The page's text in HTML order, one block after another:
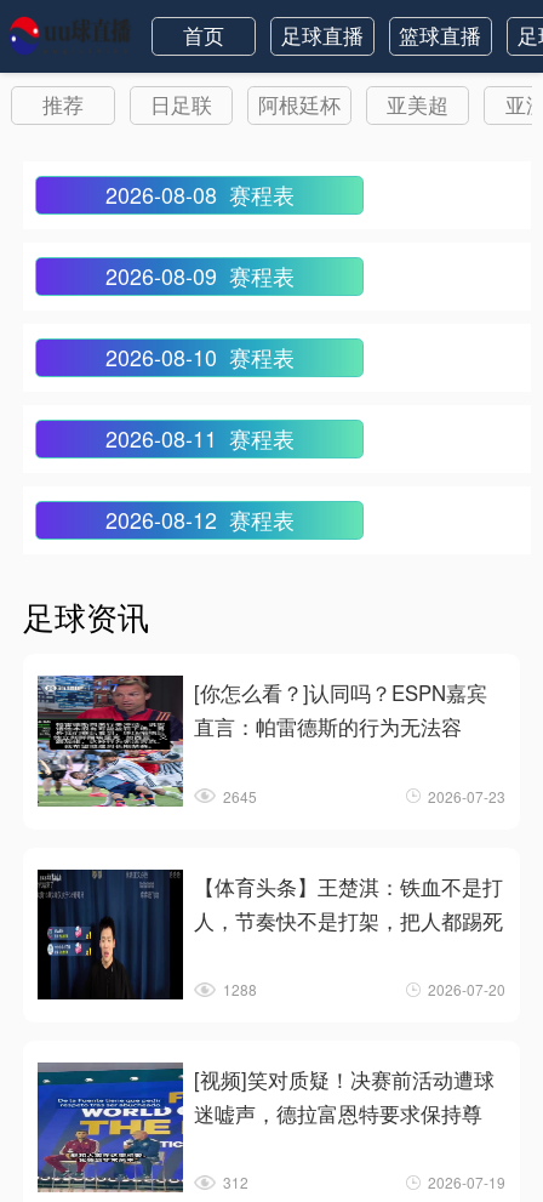
首页 足球直播 篮球直播
推荐 日足联 阿根廷杯 亚美超 亚
2026-08-08 赛程表
2026-08-09 赛程表
2026-08-10 赛程表
2026-08-11 赛程表
2026-08-12 赛程表
足球资讯
[你怎么看？]认同吗？ESPN嘉宾
直言：帕雷德斯的行为无法容
2645 2026-07-23
【体育头条】王楚淇：铁血不是打
人，节奏快不是打架，把人都踢死
1288 2026-07-20
[视频]笑对质疑！决赛前活动遭球
迷嘘声，德拉富恩特要求保持尊
312 2026-07-19